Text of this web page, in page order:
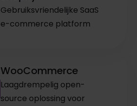
Gebruiksvriendelijke SaaS
e-commerce platform
WooCommerce
Laagdrempelig open-
source oplossing voor